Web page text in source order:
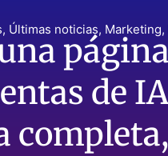
, Últimas noticias, Marketing,
de